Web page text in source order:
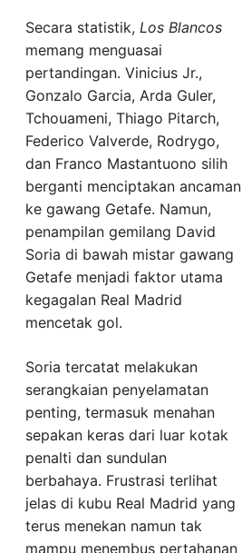
Secara statistik, Los Blancos
memang menguasai
pertandingan. Vinicius Jr.,
Gonzalo Garcia, Arda Guler,
Tchouameni, Thiago Pitarch,
Federico Valverde, Rodrygo,
dan Franco Mastantuono silih
berganti menciptakan ancaman
ke gawang Getafe. Namun,
penampilan gemilang David
Soria di bawah mistar gawang
Getafe menjadi faktor utama
kegagalan Real Madrid
mencetak gol.
Soria tercatat melakukan
serangkaian penyelamatan
penting, termasuk menahan
sepakan keras dari luar kotak
penalti dan sundulan
berbahaya. Frustrasi terlihat
jelas di kubu Real Madrid yang
terus menekan namun tak
mampu menembus pertahanan